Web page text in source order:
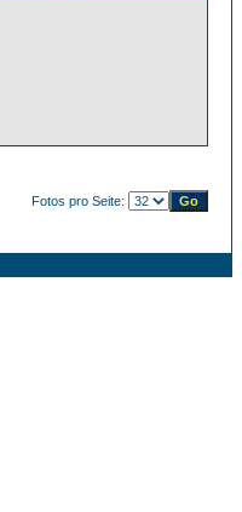
Fotos pro Seite: